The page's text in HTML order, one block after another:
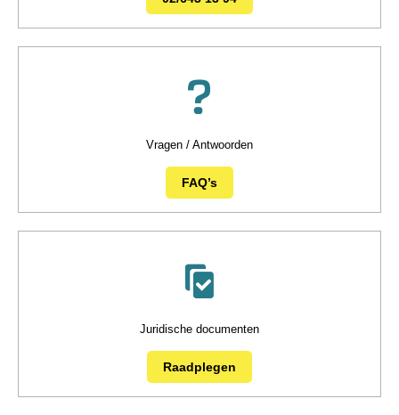
Vragen / Antwoorden
FAQ’s
Juridische documenten
Raadplegen